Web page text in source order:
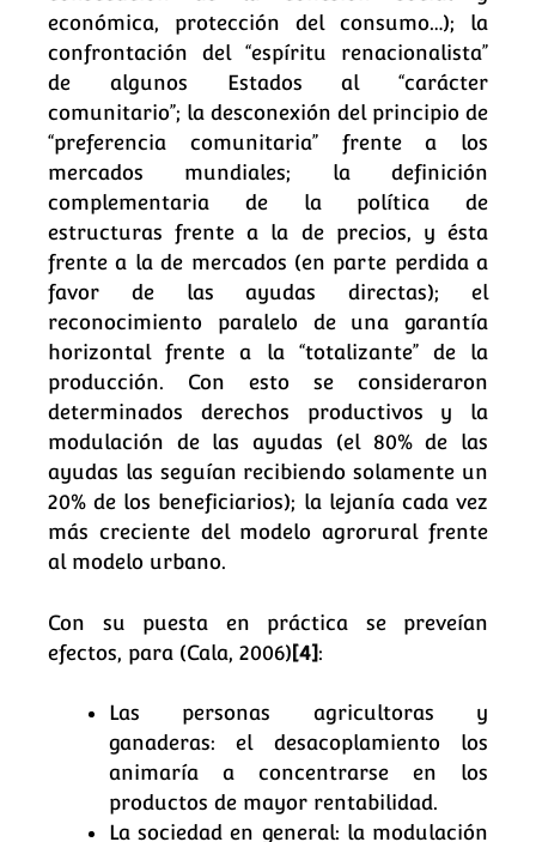
económica, protección del consumo…); la
confrontación del “espíritu renacionalista”
de algunos Estados al “carácter
comunitario”; la desconexión del principio de
“preferencia comunitaria” frente a los
mercados mundiales; la definición
complementaria de la política de
estructuras frente a la de precios, y ésta
frente a la de mercados (en parte perdida a
favor de las ayudas directas); el
reconocimiento paralelo de una garantía
horizontal frente a la “totalizante” de la
producción. Con esto se consideraron
determinados derechos productivos y la
modulación de las ayudas (el 80% de las
ayudas las seguían recibiendo solamente un
20% de los beneficiarios); la lejanía cada vez
más creciente del modelo agrorural frente
al modelo urbano.
Con su puesta en práctica se preveían
efectos, para (Cala, 2006)[4]:
Las personas agricultoras y
ganaderas: el desacoplamiento los
animaría a concentrarse en los
productos de mayor rentabilidad.
La sociedad en general: la modulación